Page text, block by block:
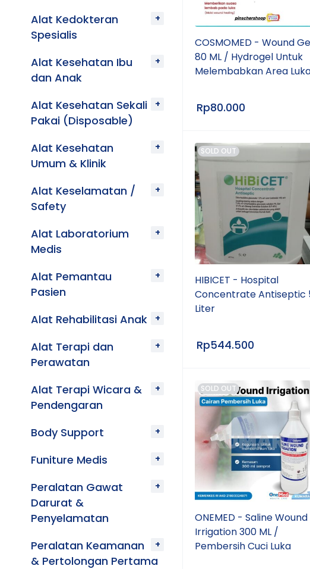
Alat Kedokteran
Spesialis
Alat Kesehatan Ibu
dan Anak
Alat Kesehatan Sekali
Pakai (Disposable)
Alat Kesehatan
Umum & Klinik
Alat Keselamatan /
Safety
Alat Laboratorium
Medis
Alat Pemantau
Pasien
Alat Rehabilitasi Anak
Alat Terapi dan
Perawatan
Alat Terapi Wicara &
Pendengaran
Body Support
Funiture Medis
Peralatan Gawat
Darurat &
Penyelamatan
Peralatan Keamanan
& Pertolongan Pertama
COSMOMED - Wound
80 ML / Hydrogel Untuk
Melembabkan Area
Rp80.000
SOLD OUT
HIBICET - Hospital
Concentrate Antiseptic
Liter
Rp544.500
SOLD OUT
ONEMED - Saline Wound
Irrigation 300 ML /
Pembersih Cuci Luka